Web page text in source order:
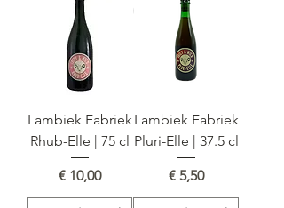
Lambiek Fabriek
Rhub-Elle | 75 cl
Prijs
€ 10,00
Lambiek Fabriek
Pluri-Elle | 37.5 cl
Prijs
€ 5,50